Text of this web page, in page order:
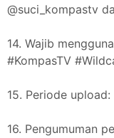
@suci_kompastv
14. Wajib
#KompasTV
15. Periode
16. Pengumuman